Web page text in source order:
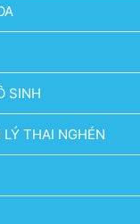
SINH
THAI NGHÉN